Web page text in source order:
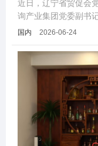
近日，辽宁省贸促会
询产业集团党委副书
国内 2026-06-24